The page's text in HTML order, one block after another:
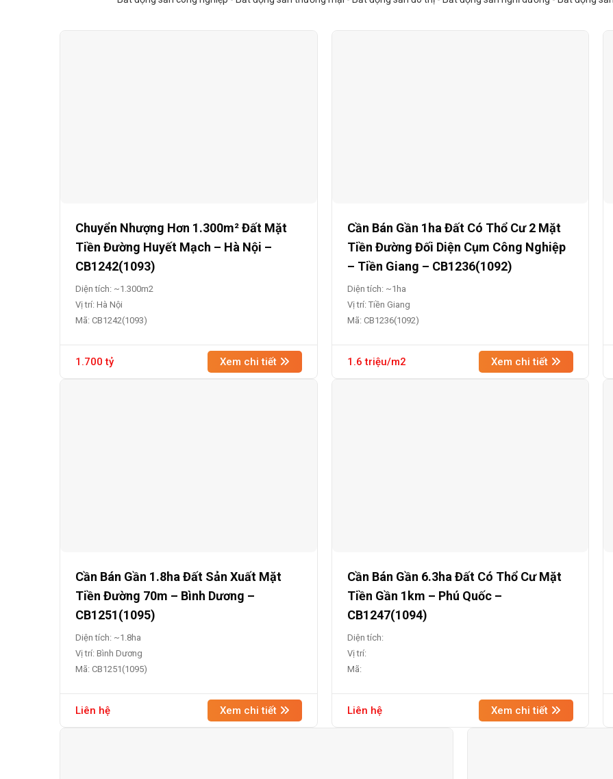
Chuyển Nhượng Hơn 1.300m² Đất Mặt
Tiền Đường Huyết Mạch – Hà Nội –
CB1242(1093)
Diện tích: ~1.300m2
Vị trí: Hà Nội
Mã: CB1242(1093)
1.700 tỷ Xem chi tiết
Cần Bán Gần 1ha Đất Có Thổ Cư 2 Mặt
Tiền Đường Đối Diện Cụm Công Nghiệp
– Tiền Giang – CB1236(1092)
Diện tích: ~1ha
Vị trí: Tiền Giang
Mã: CB1236(1092)
1.6 triệu/m2 Xem chi tiết
Cần Bán Gần 1.8ha Đất Sản Xuất Mặt
Tiền Đường 70m – Bình Dương –
CB1251(1095)
Diện tích: ~1.8ha
Vị trí: Bình Dương
Mã: CB1251(1095)
Liên hệ Xem chi tiết
Cần Bán Gần 6.3ha Đất Có Thổ Cư Mặt
Tiền Gần 1km – Phú Quốc –
CB1247(1094)
Diện tích:
Vị trí:
Mã:
Liên hệ Xem chi tiết